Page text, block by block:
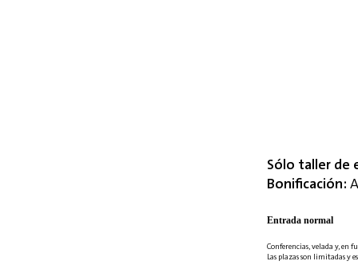
Sólo taller de
Bonificación:
Entrada normal
Conferencias, velada y, en
Las plazas son limitadas y